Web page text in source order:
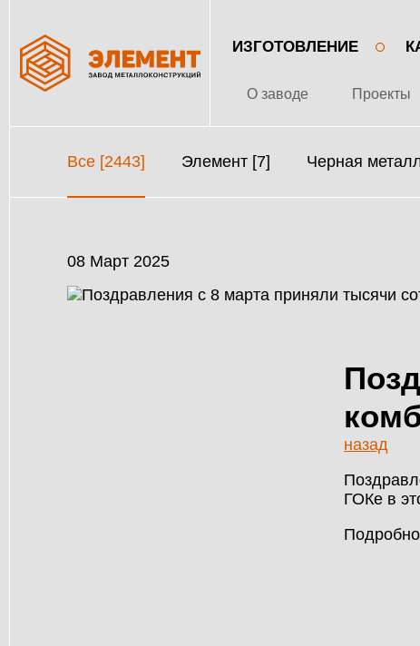
ИЗГОТОВЛЕНИЕ
О заводе Проекты
Все [2443] Элемент [7] Черная
08 Март 2025
назад
ГОКе в